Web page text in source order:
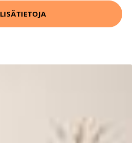
LISÄTIETOJA